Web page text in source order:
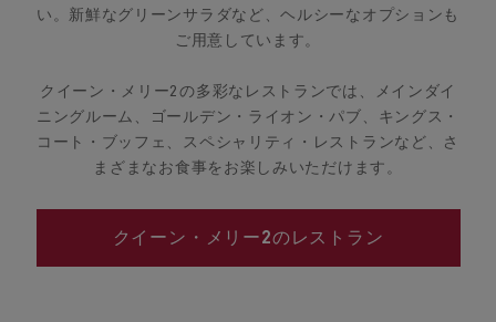
い。新鮮なグリーンサラダなど、ヘルシーなオプションも
ご用意しています。
クイーン・メリー2の多彩なレストランでは、メインダイ
ニングルーム、ゴールデン・ライオン・パブ、キングス・
コート・ブッフェ、スペシャリティ・レストランなど、さ
まざまなお食事をお楽しみいただけます。
クイーン・メリー2のレストラン